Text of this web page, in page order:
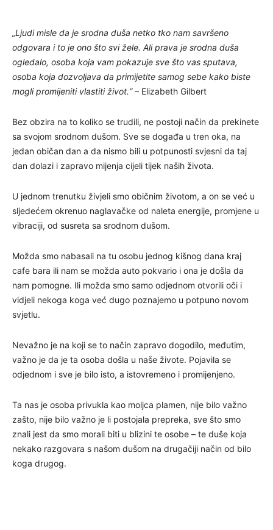
„Ljudi misle da je srodna duša netko tko nam savršeno
odgovara i to je ono što svi žele. Ali prava je srodna duša
ogledalo, osoba koja vam pokazuje sve što vas sputava,
osoba koja dozvoljava da primijetite samog sebe kako biste
mogli promijeniti vlastiti život.“– Elizabeth Gilbert
Bez obzira na to koliko se trudili, ne postoji način da prekinete
sa svojom srodnom dušom. Sve se događa u tren oka, na
jedan običan dan a da nismo bili u potpunosti svjesni da taj
dan dolazi i zapravo mijenja cijeli tijek naših života.
U jednom trenutku živjeli smo običnim životom, a on se već u
sljedećem okrenuo naglavačke od naleta energije, promjene u
vibraciji, od susreta sa srodnom dušom.
Možda smo nabasali na tu osobu jednog kišnog dana kraj
cafe bara ili nam se možda auto pokvario i ona je došla da
nam pomogne. Ili možda smo samo odjednom otvorili oči i
vidjeli nekoga koga već dugo poznajemo u potpuno novom
svjetlu.
Nevažno je na koji se to način zapravo dogodilo, međutim,
važno je da je ta osoba došla u naše živote. Pojavila se
odjednom i sve je bilo isto, a istovremeno i promijenjeno.
Ta nas je osoba privukla kao moljca plamen, nije bilo važno
zašto, nije bilo važno je li postojala prepreka, sve što smo
znali jest da smo morali biti u blizini te osobe – te duše koja
nekako razgovara s našom dušom na drugačiji način od bilo
koga drugog.